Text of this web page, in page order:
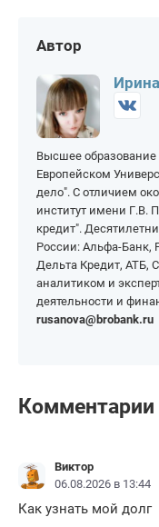
Автор
Высшее
Европейском
дело". С отличием
институт имени Г.В.
кредит".
России: Альфа-Банк,
Дельта Кредит, АТБ,
аналитиком и
деятельности и
rusanova@brobank.ru
Комментарии
Виктор
06.08.2026 в 13:44
Как узнать мой долг